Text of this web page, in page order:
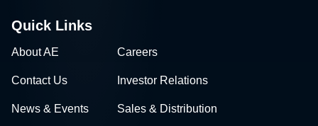
Quick Links
About AE Careers
Contact Us Investor Relations
News & Events Sales & Distribution